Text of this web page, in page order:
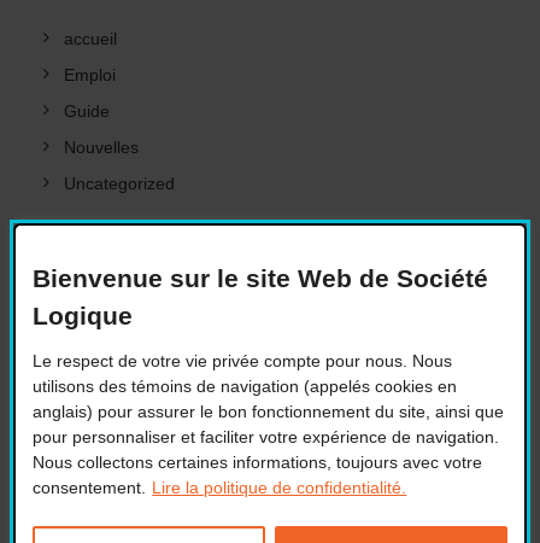
Bienvenue sur le site Web de Société
Logique
Le respect de votre vie privée compte pour nous. Nous
utilisons des témoins de navigation (appelés cookies en
anglais) pour assurer le bon fonctionnement du site, ainsi que
pour personnaliser et faciliter votre expérience de navigation.
Nous collectons certaines informations, toujours avec votre
consentement.
Lire la politique de confidentialité.
accueil
Emploi
Guide
Nouvelles
Uncategorized
META
Connexion
Flux des publications
Flux des commentaires
Site de WordPress-FR